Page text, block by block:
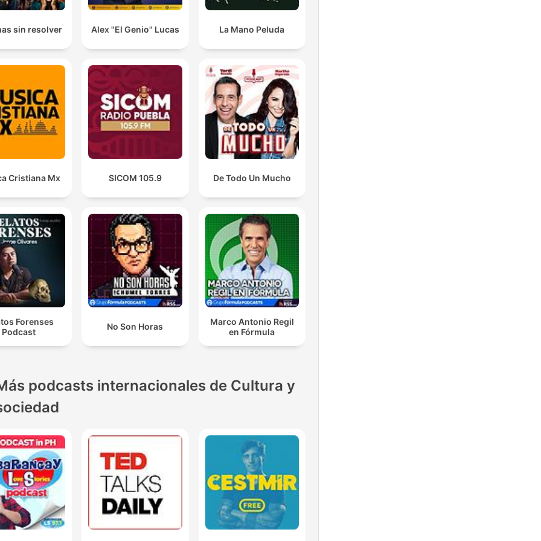
E o problema é que a gente só descobre o tal valor
dela... Quando perde, né?
sin resolver Alex "El Genio" Lucas La Mano Peluda
Cristiana Mx SICOM 105.9 De Todo Un Mucho
Forenses
Podcast
No Son Horas
Marco Antonio Regil
en Fórmula
podcasts internacionales de Cultura y